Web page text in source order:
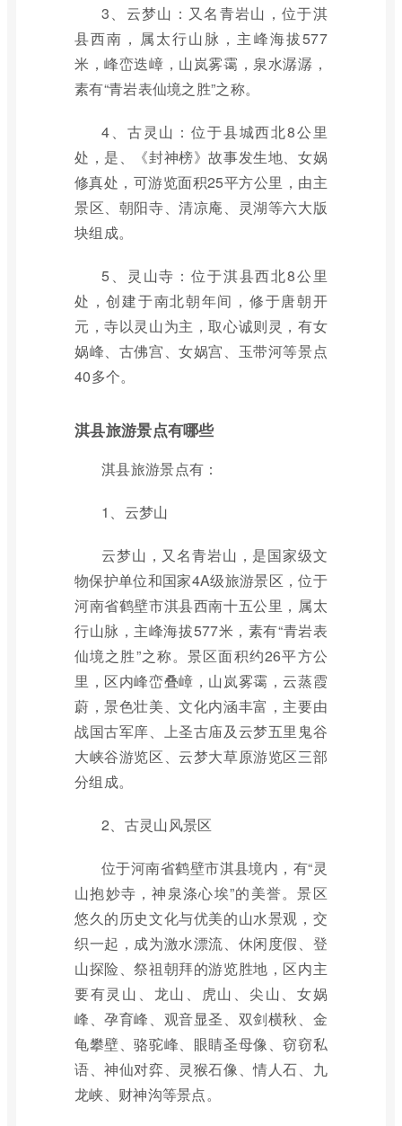
3、云梦山：又名青岩山，位于淇
县西南，属太行山脉，主峰海拔577
米，峰峦迭嶂，山岚雾霭，泉水潺潺，
素有“青岩表仙境之胜”之称。
4、古灵山：位于县城西北8公里
处，是、《封神榜》故事发生地、女娲
修真处，可游览面积25平方公里，由主
景区、朝阳寺、清凉庵、灵湖等六大版
块组成。
5、灵山寺：位于淇县西北8公里
处，创建于南北朝年间，修于唐朝开
元，寺以灵山为主，取心诚则灵，有女
娲峰、古佛宫、女娲宫、玉带河等景点
40多个。
淇县旅游景点有哪些
淇县旅游景点有：
1、云梦山
云梦山，又名青岩山，是国家级文
物保护单位和国家4A级旅游景区，位于
河南省鹤壁市淇县西南十五公里，属太
行山脉，主峰海拔577米，素有“青岩表
仙境之胜”之称。景区面积约26平方公
里，区内峰峦叠嶂，山岚雾霭，云蒸霞
蔚，景色壮美、文化内涵丰富，主要由
战国古军庠、上圣古庙及云梦五里鬼谷
大峡谷游览区、云梦大草原游览区三部
分组成。
2、古灵山风景区
位于河南省鹤壁市淇县境内，有“灵
山抱妙寺，神泉涤心埃”的美誉。景区
悠久的历史文化与优美的山水景观，交
织一起，成为激水漂流、休闲度假、登
山探险、祭祖朝拜的游览胜地，区内主
要有灵山、龙山、虎山、尖山、女娲
峰、孕育峰、观音显圣、双剑横秋、金
龟攀壁、骆驼峰、眼睛圣母像、窃窃私
语、神仙对弈、灵猴石像、情人石、九
龙峡、财神沟等景点。